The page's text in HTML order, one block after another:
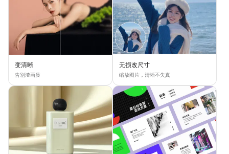
变清晰
告别渣画质
无损改尺寸
缩放图片，清晰不失真